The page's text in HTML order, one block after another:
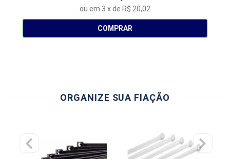
ou em 3 x de R$ 20,02
COMPRAR
ORGANIZE SUA FIAÇÃO